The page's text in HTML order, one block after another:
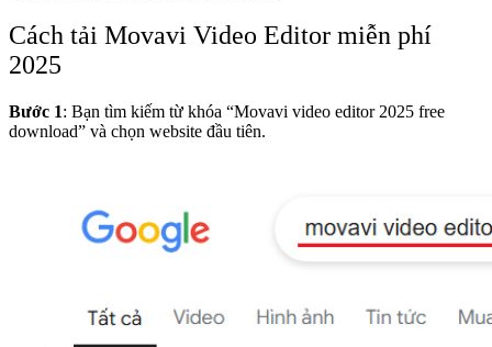
Cách tải Movavi Video Editor miễn phí
2025
Bước 1: Bạn tìm kiếm từ khóa “Movavi video editor 2025 free
download” và chọn website đầu tiên.